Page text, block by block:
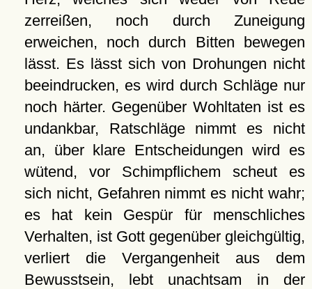
zerreißen, noch durch Zuneigung
erweichen, noch durch Bitten bewegen
lässt. Es lässt sich von Drohungen nicht
beeindrucken, es wird durch Schläge nur
noch härter. Gegenüber Wohltaten ist es
undankbar, Ratschläge nimmt es nicht
an, über klare Entscheidungen wird es
wütend, vor Schimpflichem scheut es
sich nicht, Gefahren nimmt es nicht wahr;
es hat kein Gespür für menschliches
Verhalten, ist Gott gegenüber gleichgültig,
verliert die Vergangenheit aus dem
Bewusstsein, lebt unachtsam in der